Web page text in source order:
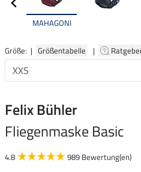
MAHAGONI
Größe: | Größentabelle |
Felix Bühler
Fliegenmaske Basic
4.8 989 Bewertung(en)